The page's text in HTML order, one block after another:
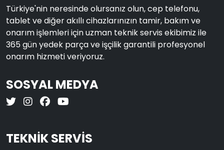
Türkiye'nin neresinde olursanız olun, cep telefonu,
tablet ve diğer akıllı cihazlarınızın tamir, bakım ve
onarım işlemleri için uzman teknik servis ekibimiz ile
365 gün yedek parça ve işçilik garantili profesyonel
onarım hizmeti veriyoruz.
SOSYAL MEDYA
TEKNİK SERVİS